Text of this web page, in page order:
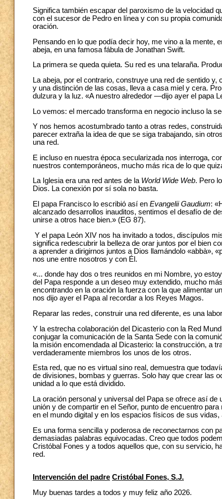
Significa también escapar del paroxismo de la velocidad
con el sucesor de Pedro en línea y con su propia
oración.
Pensando en lo que podía decir hoy, me vino a la mente,
abeja, en una famosa fábula de Jonathan Swift.
La primera se queda quieta. Su red es una telaraña.
La abeja, por el contrario, construye una red de sentido
y una distinción de las cosas, lleva a casa miel y cera.
dulzura y la luz. «A nuestro alrededor —dijo ayer el papa
Lo vemos: el mercado transforma en negocio incluso la
Y nos hemos acostumbrado tanto a otras redes,
parecer extraña la idea de que se siga trabajando, sin
una red.
E incluso en nuestra época secularizada nos interroga,
nuestros contemporáneos, mucho más rica de lo que
La Iglesia era una red antes de la World Wide Web. Pero
Dios. La conexión por sí sola no basta.
El papa Francisco lo escribió así en Evangelii Gaudium:
alcanzado desarrollos inauditos, sentimos el desafío de
unirse a otros hace bien.» (EG 87).
Y el papa León XIV nos ha invitado a todos, discípulos
significa redescubrir la belleza de orar juntos por el bien
a aprender a dirigirnos juntos a Dios llamándolo «abbà»,
nos une entre nosotros y con Él.
«... donde hay dos o tres reunidos en mi Nombre, yo
del Papa responde a un deseo muy extendido, mucho
encontrando en la oración la fuerza con la que alimentar
nos dijo ayer el Papa al recordar a los Reyes Magos.
Reparar las redes, construir una red diferente, es una
Y la estrecha colaboración del Dicasterio con la Red
conjugar la comunicación de la Santa Sede con la
la misión encomendada al Dicasterio: la construcción, a
verdaderamente miembros los unos de los otros.
Esta red, que no es virtual sino real, demuestra que
de divisiones, bombas y guerras. Solo hay que crear las
unidad a lo que está dividido.
La oración personal y universal del Papa se ofrece así
unión y de compartir en el Señor, punto de encuentro
en el mundo digital y en los espacios físicos de sus
Es una forma sencilla y poderosa de reconectarnos con
demasiadas palabras equivocadas. Creo que todos
Cristóbal Fones y a todos aquellos que, con su servicio,
red.
Intervención del padre Cristóbal Fones, S.J.
Muy buenas tardes a todos y muy feliz año 2026.